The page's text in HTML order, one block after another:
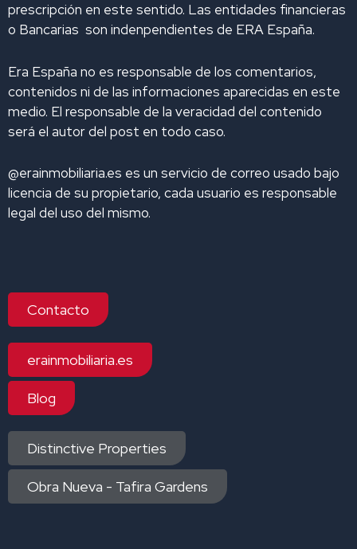
prescripción en este sentido. Las entidades financieras
o Bancarias son indenpendientes de ERA España.
Era España no es responsable de los comentarios,
contenidos ni de las informaciones aparecidas en este
medio. El responsable de la veracidad del contenido
será el autor del post en todo caso.
@erainmobiliaria.es es un servicio de correo usado bajo
licencia de su propietario, cada usuario es responsable
legal del uso del mismo.
Contacto
erainmobiliaria.es
Blog
Distinctive Properties
Obra Nueva - Tafira Gardens